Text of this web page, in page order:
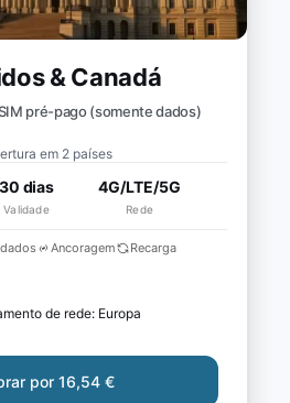
& Canadá
pré-pago (somente dados)
em 2 países
30 dias
Validade
4G/LTE/5G
Rede
Ancoragem Recarga
de rede: Europa
por 16,54 €